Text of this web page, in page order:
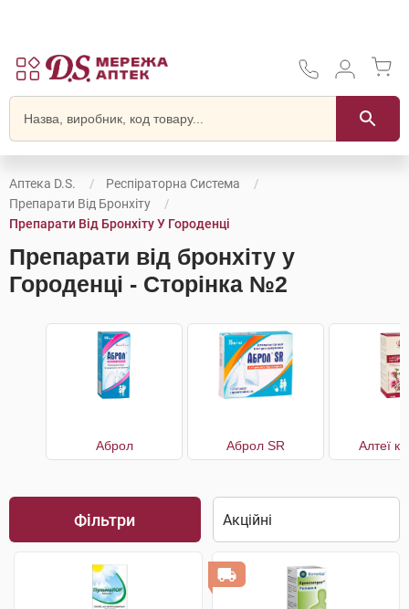
Аптека D.S.
Респіраторна Система
Препарати Від Бронхіту
Препарати Від Бронхіту У Городенці
Препарати від бронхіту у
Городенці - Сторінка №2
Аброл Аброл SR Алтеї
Фільтри